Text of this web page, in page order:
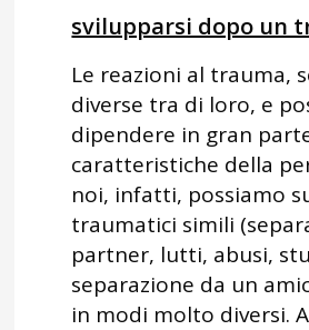
svilupparsi dopo un
Le reazioni al trauma,
diverse tra di loro, e
dipendere in gran
caratteristiche della
noi, infatti, possiamo
traumatici simili
partner, lutti, abusi,
separazione da un
in modi molto diversi.